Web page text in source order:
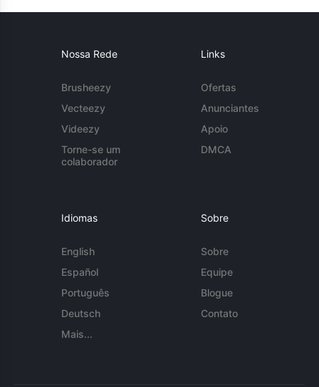
Nossa Rede
Brusheezy
Vecteezy
Videezy
Torne-se um
colaborador
Links
Ofertas
Anunciantes
Apoio
DMCA
Idiomas
English
Español
Português
Deutsch
Mais...
Sobre
Sobre
Equipe
Blogue
Contato